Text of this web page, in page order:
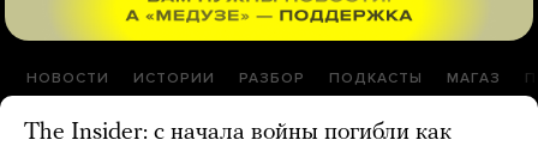
НОВОСТИ ИСТОРИИ РАЗБОР ПОДКАСТЫ МАГАЗ
The Insider: с начала войны погибли как